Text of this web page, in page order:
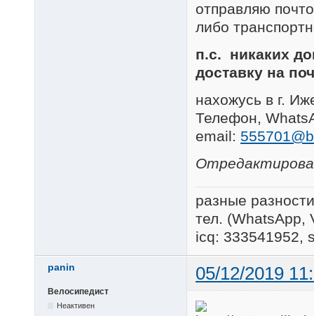
отправляю
либо
п.с. никаких
доставку на
нахожусь в г.
Телефон,
email:
разные
тел. (WhatsApp,
icq: 333541952,
panin 05/12/2019
Велосипедист
Неактивен